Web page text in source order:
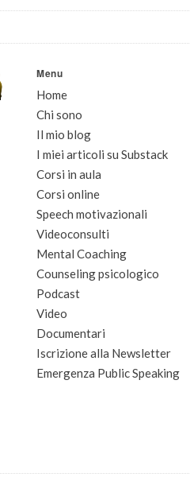
Menu
Home
Chi sono
Il mio blog
I miei articoli su Substack
Corsi in aula
Corsi online
Speech motivazionali
Videoconsulti
Mental Coaching
Counseling psicologico
Podcast
Video
Documentari
Iscrizione alla Newsletter
Emergenza Public Speaking